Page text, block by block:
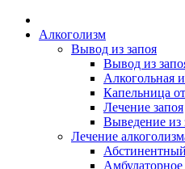
Алкоголизм
Вывод из запоя
Вывод из
Алкогольная
Капельница
Лечение запоя
Выведение из
Лечение
Амбулаторное